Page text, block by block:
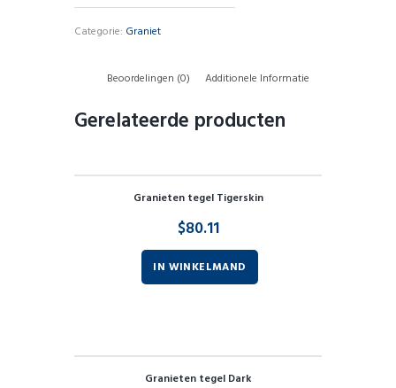
Categorie: Graniet
Beoordelingen (0) Additionele Informatie
Gerelateerde producten
Granieten tegel Tigerskin
$80.11
IN WINKELMAND
Granieten tegel Dark